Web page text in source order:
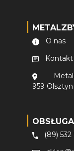
O nas
959 Olsztyn
(89)